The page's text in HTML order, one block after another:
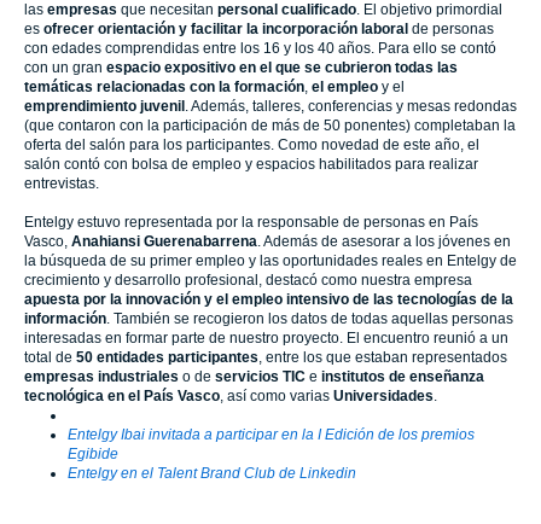
las empresas que necesitan personal cualificado. El objetivo primordial
es ofrecer orientación y facilitar la incorporación laboral de personas
con edades comprendidas entre los 16 y los 40 años. Para ello se contó
con un gran espacio expositivo en el que se cubrieron todas las
temáticas relacionadas con la formación, el empleo y el
emprendimiento juvenil . Además, talleres, conferencias y mesas redondas
(que contaron con la participación de más de 50 ponentes) completaban la
oferta del salón para los participantes. Como novedad de este año, el
salón contó con bolsa de empleo y espacios habilitados para realizar
entrevistas.
Entelgy estuvo representada por la responsable de personas en País
Vasco, Anahiansi Guerenabarrena. Además de asesorar a los jóvenes en
la búsqueda de su primer empleo y las oportunidades reales en Entelgy de
crecimiento y desarrollo profesional, destacó como nuestra empresa
apuesta por la innovación y el empleo intensivo de las tecnologías de la
información. También se recogieron los datos de todas aquellas personas
interesadas en formar parte de nuestro proyecto. El encuentro reunió a un
total de 50 entidades participantes, entre los que estaban representados
empresas industriales o de servicios TIC e institutos de enseñanza
tecnológica en el País Vasco, así como varias Universidades.
Entelgy Ibai invitada a participar en la I Edición de los premios
Egibide
Entelgy en el Talent Brand Club de Linkedin